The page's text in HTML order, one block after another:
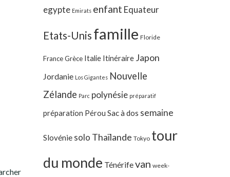
egypte Emirats enfant Equateur
Etats-Unis famille Floride
France Grèce Italie Itinéraire Japon
Jordanie Los Gigantes Nouvelle
Zélande Parc polynésie préparatif
préparation Pérou Sac à dos semaine
Slovénie solo Thaïlande Tokyo tour
du monde Ténérifevan week-